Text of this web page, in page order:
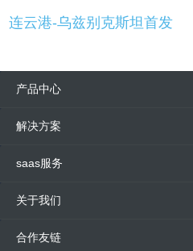
连云港-乌兹别克斯坦首发
产品中心
解决方案
saas服务
关于我们
合作友链